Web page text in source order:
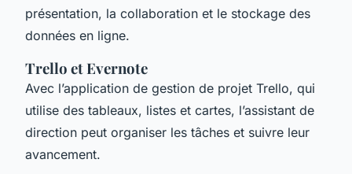
présentation, la collaboration et le stockage des
données en ligne.
Trello et Evernote
Avec l’application de gestion de projet Trello, qui
utilise des tableaux, listes et cartes, l’assistant de
direction peut organiser les tâches et suivre leur
avancement.